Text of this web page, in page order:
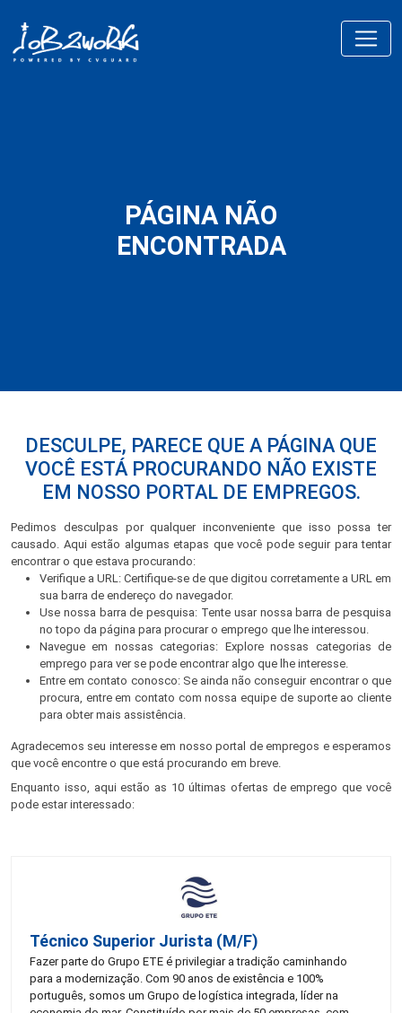
PÁGINA NÃO
ENCONTRADA
DESCULPE, PARECE QUE A PÁGINA QUE
VOCÊ ESTÁ PROCURANDO NÃO EXISTE
EM NOSSO PORTAL DE EMPREGOS.
Pedimos desculpas por qualquer inconveniente que isso possa ter
causado. Aqui estão algumas etapas que você pode seguir para tentar
encontrar o que estava procurando:
Verifique a URL: Certifique-se de que digitou corretamente a URL em
sua barra de endereço do navegador.
Use nossa barra de pesquisa: Tente usar nossa barra de pesquisa
no topo da página para procurar o emprego que lhe interessou.
Navegue em nossas categorias: Explore nossas categorias de
emprego para ver se pode encontrar algo que lhe interesse.
Entre em contato conosco: Se ainda não conseguir encontrar o que
procura, entre em contato com nossa equipe de suporte ao cliente
para obter mais assistência.
Agradecemos seu interesse em nosso portal de empregos e esperamos
que você encontre o que está procurando em breve.
Enquanto isso, aqui estão as 10 últimas ofertas de emprego que você
pode estar interessado:
Técnico Superior Jurista (m/f)
Fazer parte do Grupo ETE é privilegiar a tradição caminhando
para a modernização. Com 90 anos de existência e 100%
português, somos um Grupo de logística integrada, líder na